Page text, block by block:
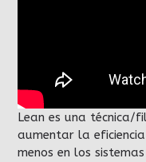
Lean es una técnica/
aumentar la
menos en los